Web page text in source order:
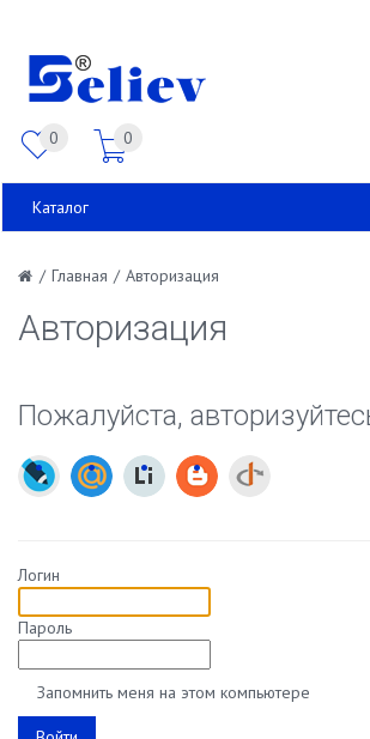
0 0
Каталог
/ Главная / Авторизация
Авторизация
Пожалуйста,
Логин
Пароль
Запомнить меня на этом компьютере